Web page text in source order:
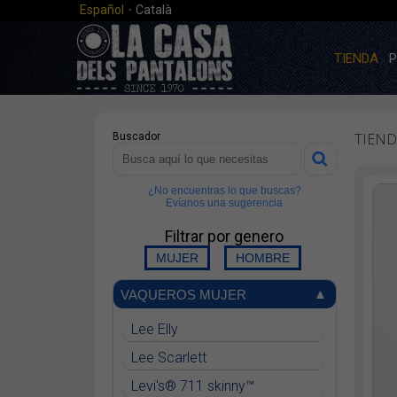
Español · Català
TIENDA
Buscador
¿No encuentras lo que buscas?
Evíanos una sugerencia
Filtrar por genero
VAQUEROS MUJER
Lee Elly
Lee Scarlett
Levi's® 711 skinny™